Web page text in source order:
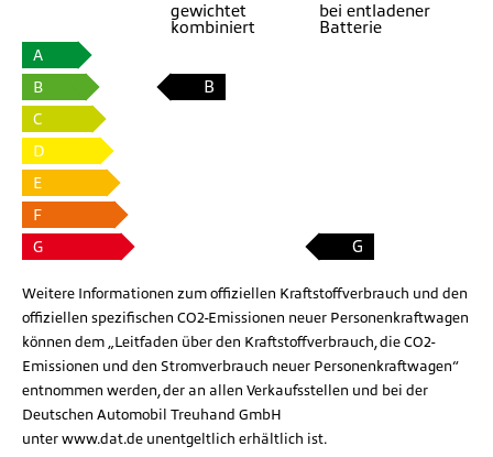
gewichtet
kombiniert
bei entladener
Batterie
A
B
B
C
D
E
F
G
G
Weitere Informationen zum offiziellen Kraftstoffverbrauch und den
offiziellen spezifischen CO2-Emissionen neuer Personenkraftwagen
können dem „Leitfaden über den Kraftstoffverbrauch, die CO2-
Emissionen und den Stromverbrauch neuer Personenkraftwagen“
entnommen werden, der an allen Verkaufsstellen und bei der
Deutschen Automobil Treuhand GmbH
unter www.dat.de unentgeltlich erhältlich ist.